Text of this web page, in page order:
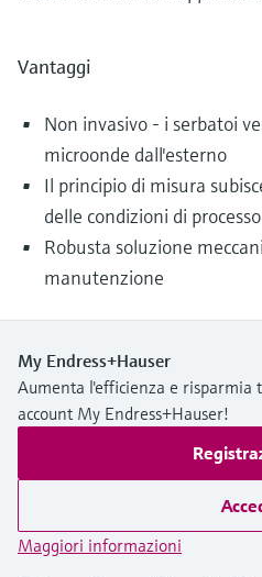
Vantaggi
Non invasivo - i serbatoi
microonde dall'esterno
Il principio di misura
delle condizioni di processo
Robusta soluzione
manutenzione
My Endress+Hauser
Aumenta l'efficienza e risparmia
account My Endress+Hauser!
Maggiori informazioni